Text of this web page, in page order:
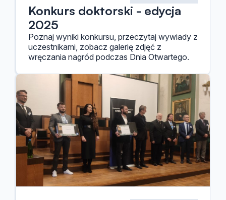
Konkurs doktorski - edycja
2025
Poznaj wyniki konkursu, przeczytaj wywiady z
uczestnikami, zobacz galerię zdjęć z
wręczania nagród podczas Dnia Otwartego.